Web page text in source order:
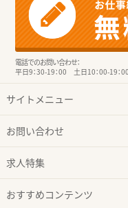
電話でのお問い合わせ：
平日9：30-19：00 土日10：00-19：00
サイトメニュー
お問い合わせ
求人特集
おすすめコンテンツ